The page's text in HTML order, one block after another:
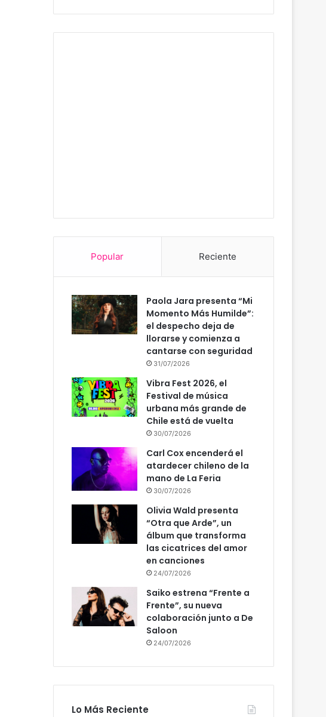
Popular Reciente
Paola Jara presenta “Mi
Momento Más Humilde”:
el despecho deja de
llorarse y comienza a
cantarse con seguridad
31/07/2026
Vibra Fest 2026, el
Festival de música
urbana más grande de
Chile está de vuelta
30/07/2026
Carl Cox encenderá el
atardecer chileno de la
mano de La Feria
30/07/2026
Olivia Wald presenta
“Otra que Arde”, un
álbum que transforma
las cicatrices del amor
en canciones
24/07/2026
Saiko estrena “Frente a
Frente”, su nueva
colaboración junto a De
Saloon
24/07/2026
Lo Más Reciente